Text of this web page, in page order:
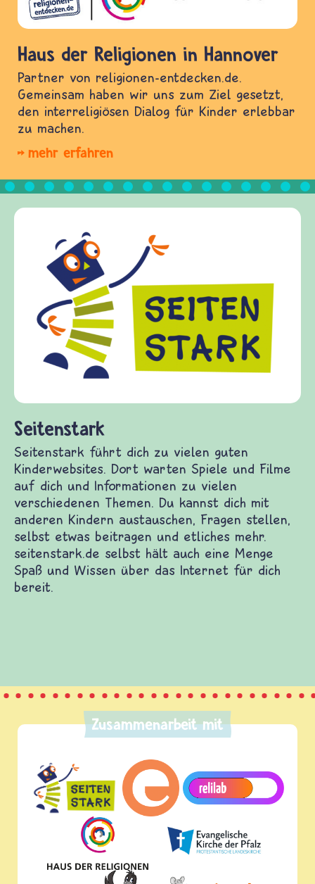
Haus der Religionen in Hannover
Partner von religionen-entdecken.de.
Gemeinsam haben wir uns zum Ziel gesetzt,
den interreligiösen Dialog für Kinder erlebbar
zu machen.
mehr erfahren
Dort warten Spiele und Filme auf
Themen. Du kannst dich mit anderen Kindern
und etliches mehr. seitenstark.de selbst
Frieden Fragen
frieden-fragen.de ist ein Internet-Angebot für
Kinder, Eltern und ErzieherInnen das zu
Fragen von Krieg und Frieden, Streit und
Gewalt informiert und einen Austausch zu
diesem Themenbereich ermöglicht. frieden-
fragen.de bietet Antworten auf wichtige
und Frieden, Streit und Gewalt.
Zusammenarbeit mit